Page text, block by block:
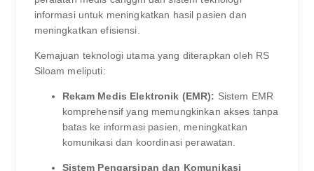
informasi untuk meningkatkan hasil pasien dan
meningkatkan efisiensi.
Kemajuan teknologi utama yang diterapkan oleh RS
Siloam meliputi:
Rekam Medis Elektronik (EMR): Sistem EMR
komprehensif yang memungkinkan akses tanpa
batas ke informasi pasien, meningkatkan
komunikasi dan koordinasi perawatan.
Sistem Pengarsipan dan Komunikasi